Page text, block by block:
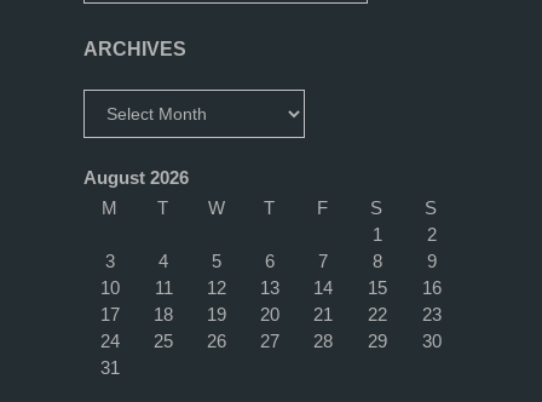
ARCHIVES
August 2026
M
T W T F S
S
1
2
3
4 5 6 7 8
9
10
11 12 13 14 15
16
17
18 19 20 21 22
23
24
25 26 27 28 29
30
31